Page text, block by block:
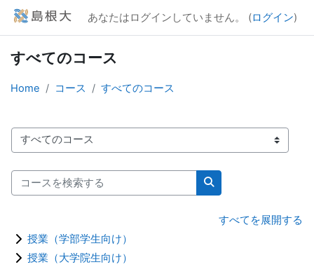
メインコンテンツへスキップする
あなたはログインしていません。 (ログイン)
すべてのコース
Home コース すべてのコース
コースカテゴリ
コースを検索する
コースを検索する
すべてを展開する
授業（学部学生向け）
授業（大学院生向け）